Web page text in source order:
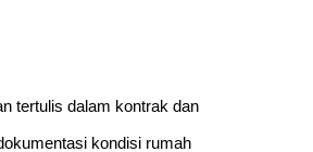
tertulis dalam kontrak dan
kondisi rumah